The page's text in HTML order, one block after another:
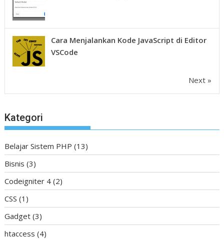
Cara Menjalankan Kode JavaScript di Editor
VSCode
Next »
Kategori
Belajar Sistem PHP (13)
Bisnis (3)
Codeigniter 4 (2)
CSS (1)
Gadget (3)
htaccess (4)